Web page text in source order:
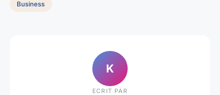
Business
K
ECRIT PAR